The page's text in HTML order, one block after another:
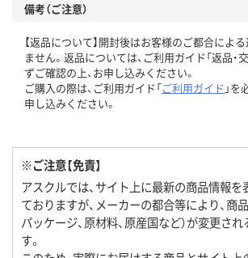
備考（ご注意）
【返品について】開封後はお客様のご都合によ
ません。返品については、ご利用ガイド「返品・
ずご確認の上、お申し込みください。
ご購入の際は、ご利用ガイド「ご利用ガイド 」
申し込みください。
※ご注意【免責】
アスクルでは、サイト上に最新の商品情報
ておりますが、メーカーの都合等により、商品
パッケージ、原材料、原産国など）が変更さ
す。